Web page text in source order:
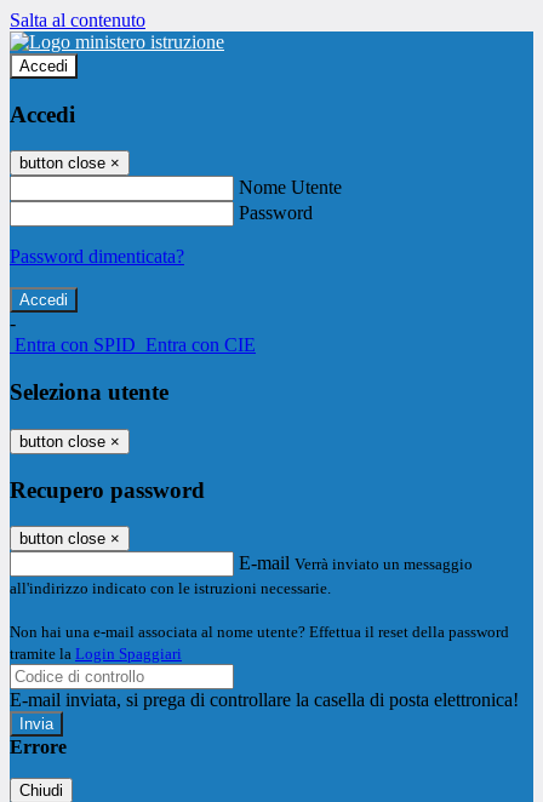
Salta al contenuto
Accedi
Accedi
button close ×
Nome Utente
Password
Password dimenticata?
-
Entra con SPID Entra con CIE
Seleziona utente
button close ×
Recupero password
button close ×
E-mail Verrà inviato un messaggio
all'indirizzo indicato con le istruzioni necessarie.
Non hai una e-mail associata al nome utente? Effettua il reset della password
tramite la Login Spaggiari
E-mail inviata, si prega di controllare la casella di posta elettronica!
Errore
Chiudi